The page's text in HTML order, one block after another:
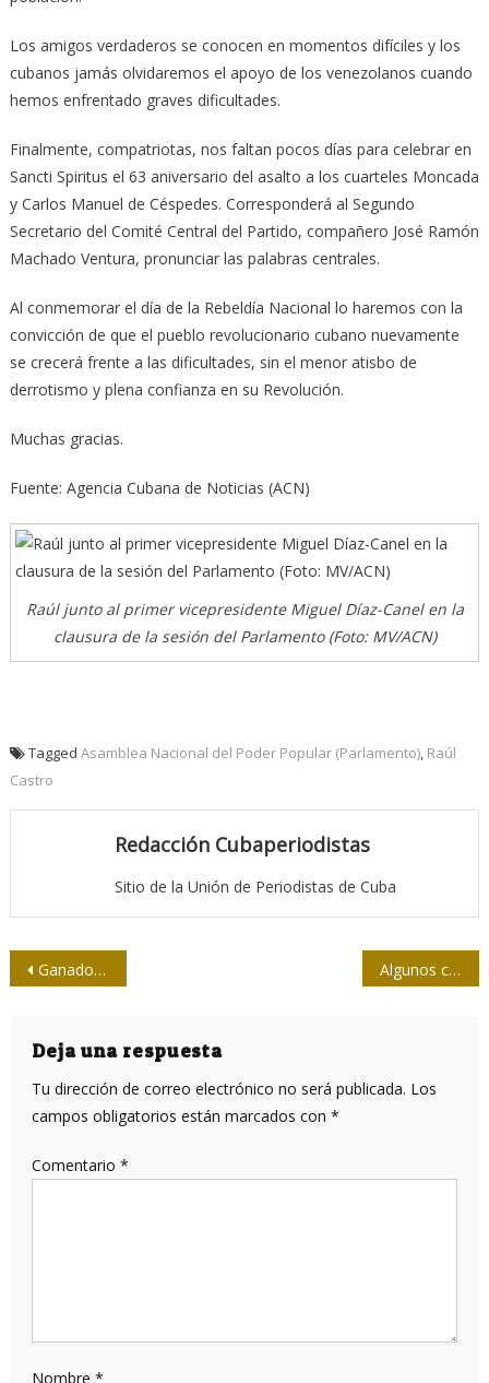
Los amigos verdaderos se conocen en momentos difíciles y los
cubanos jamás olvidaremos el apoyo de los venezolanos cuando
hemos enfrentado graves dificultades.
Finalmente, compatriotas, nos faltan pocos días para celebrar en
Sancti Spiritus el 63 aniversario del asalto a los cuarteles Moncada
y Carlos Manuel de Céspedes. Corresponderá al Segundo
Secretario del Comité Central del Partido, compañero José Ramón
Machado Ventura, pronunciar las palabras centrales.
Al conmemorar el día de la Rebeldía Nacional lo haremos con la
convicción de que el pueblo revolucionario cubano nuevamente
se crecerá frente a las dificultades, sin el menor atisbo de
derrotismo y plena confianza en su Revolución.
Muchas gracias.
Fuente: Agencia Cubana de Noticias (ACN)
Raúl junto al primer vicepresidente Miguel Díaz-Canel en la
clausura de la sesión del Parlamento (Foto: MV/ACN)
Tagged Asamblea Nacional del Poder Popular (Parlamento), Raúl
Castro
Redacción Cubaperiodistas
Sitio de la Unión de Periodistas de Cuba
Navegación
entradas
Ganadores del Concurso 26 de Julio de la Upec Algunos consejos para las redes sociales
Deja una respuesta
Tu dirección de correo electrónico no será publicada. Los
campos obligatorios están marcados con *
Comentario *
Nombre *